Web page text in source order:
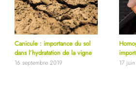
Canicule : importance du sol
dans l’hydratation de la vigne
16 septembre 2019 17